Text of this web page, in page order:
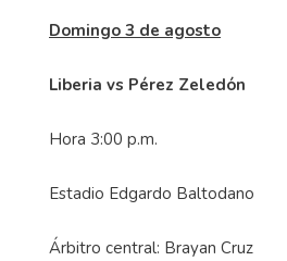
Domingo 3 de agosto
Liberia vs Pérez Zeledón
Hora 3:00 p.m.
Estadio Edgardo Baltodano
Árbitro central: Brayan Cruz